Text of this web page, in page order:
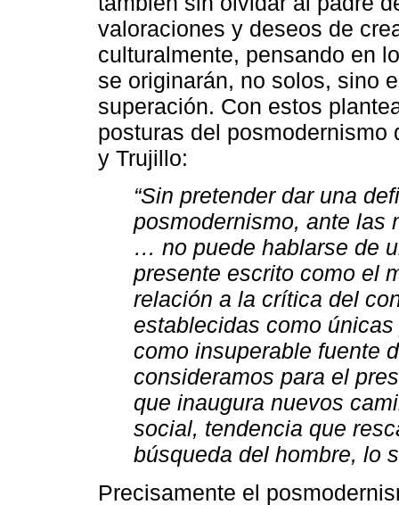
valoraciones y deseos de
culturalmente, pensando en
se originarán, no solos, sino
superación. Con estos
posturas del posmodernismo
y Trujillo:
“Sin pretender dar una
posmodernismo, ante las
… no puede hablarse de
presente escrito como el
relación a la crítica del
establecidas como
como insuperable fuente
consideramos para el
que inaugura nuevos
social, tendencia que
búsqueda del hombre, lo
Precisamente el